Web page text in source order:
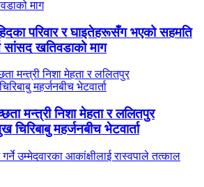
परिवार र घाइतेहरूसँग भएको सहमति
सांसद खतिवडाको माग
मन्त्री निशा मेहता र ललितपुर
चिरिबाबु महर्जनबीच भेटवार्ता